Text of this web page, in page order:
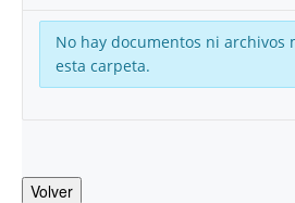
No hay documentos ni archivos
esta carpeta.
Volver